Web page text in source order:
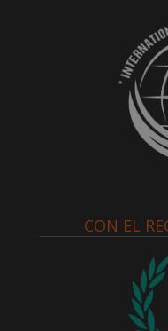
CON EL